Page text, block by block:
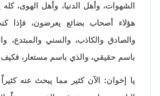
الشهوات، وأهل الدنيا، وأهل الهوى،
هؤلاء أصحاب بضائع يعرضون، فإذا
والصادق والكاذب، والسني والمبتدع،
باسم حقيقي، والذي باسم مستعار، فكيف
يا إخوان: الآن كثير مما يبحث عنه